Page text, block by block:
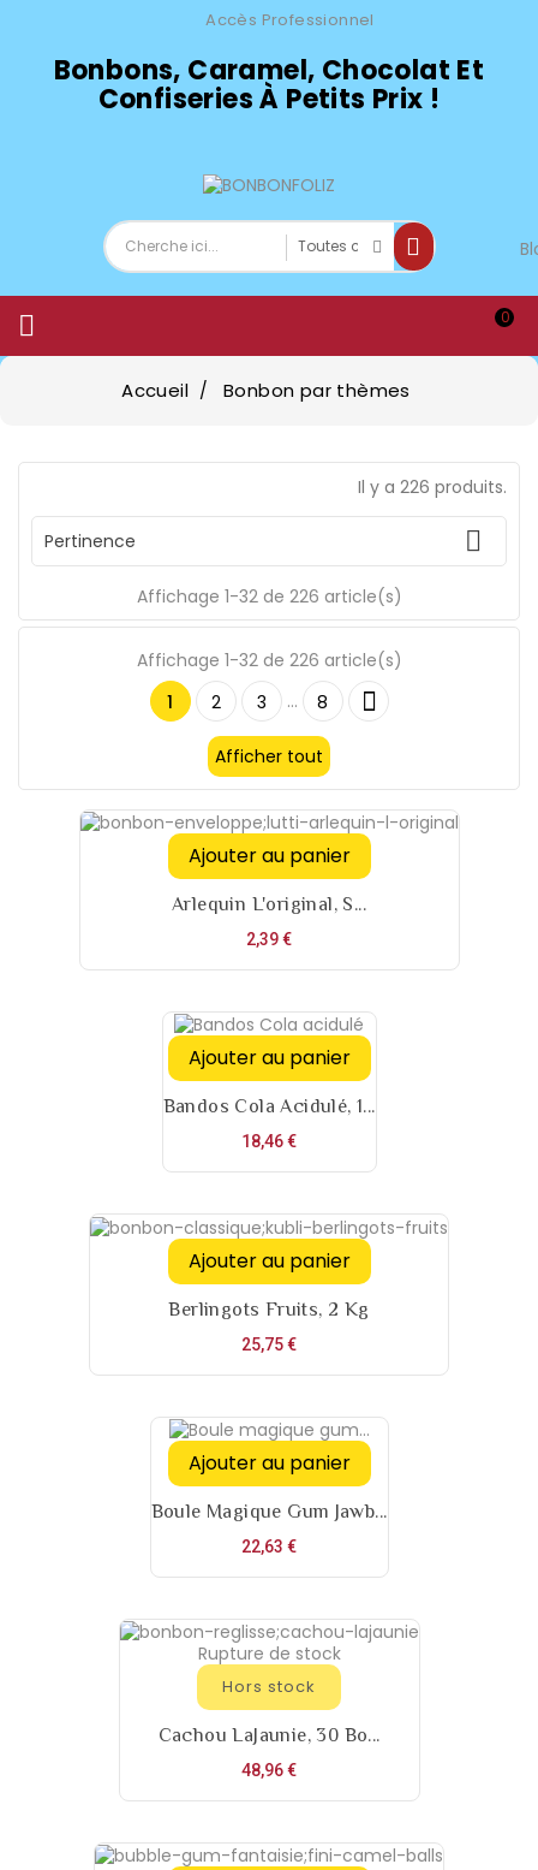
Accès Professionnel
Bonbons, Caramel, Chocolat Et
Confiseries À Petits Prix !
 0
Accueil Bonbon par thèmes
Il y a 226 produits.
Pertinence 
Affichage 1-32 de 226 article(s)
Affichage 1-32 de 226 article(s)
1
2 3 … 8 
Afficher tout
Ajouter au panier
Arlequin L'original, S...
2,39 €Prix
Ajouter au panier
Bandos Cola Acidulé, 1...
18,46 €Prix
Ajouter au panier
Berlingots Fruits, 2 Kg
25,75 €Prix
Ajouter au panier
Boule Magique Gum Jawb...
22,63 €Prix
Rupture de stock
Hors stock
Cachou LaJaunie, 30 Bo...
48,96 €Prix